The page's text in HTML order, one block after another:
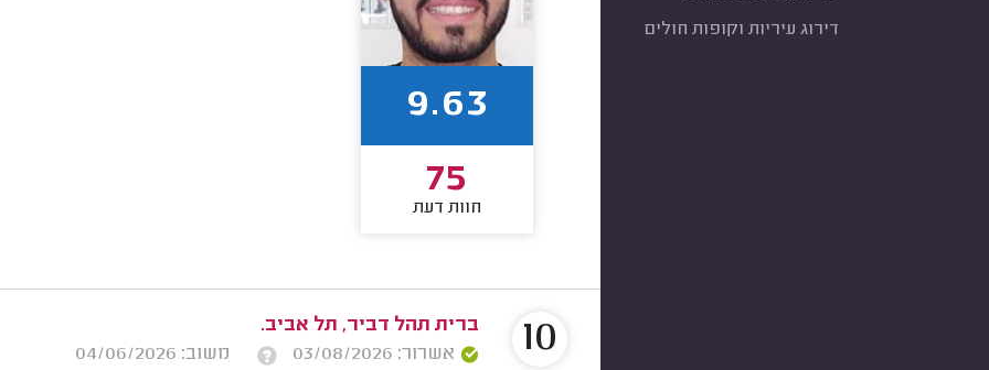
דירוג עיריות וקופות חולים
9.63
75
חוות דעת
ברית תהל דביר, תל אביב.
אשרור: 03/08/2026
משוב: 04/06/2026
10